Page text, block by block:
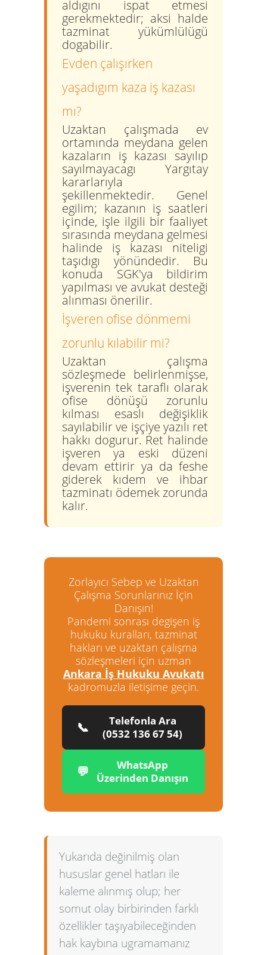
aldıgını ispat etmesi
gerekmektedir; aksi halde
tazminat yükümlülügü
dogabilir.
Evden çalışırken
yaşadıgım kaza iş kazası
mı?
Uzaktan çalışmada ev
ortamında meydana gelen
kazaların iş kazası sayılıp
sayılmayacagı Yargıtay
kararlarıyla
şekillenmektedir. Genel
egilim; kazanın iş saatleri
içinde, işle ilgili bir faaliyet
sırasında meydana gelmesi
halinde iş kazası niteligi
taşıdıgı yönündedir. Bu
konuda SGK'ya bildirim
yapılması ve avukat desteği
alınması önerilir.
İşveren ofise dönmemi
zorunlu kılabilir mi?
Uzaktan çalışma
sözleşmede belirlenmişse,
işverenin tek taraflı olarak
ofise dönüşü zorunlu
kılması esaslı değişiklik
sayılabilir ve işçiye yazılı ret
hakkı dogurur. Ret halinde
işveren ya eski düzeni
devam ettirir ya da feshe
giderek kıdem ve ihbar
tazminatı ödemek zorunda
kalır.
Zorlayıcı Sebep ve Uzaktan
Çalışma Sorunlarınız İçin
Danışın!
Pandemi sonrası degişen iş
hukuku kuralları, tazminat
hakları ve uzaktan çalışma
sözleşmeleri için uzman
Ankara İş Hukuku Avukatı
kadromuzla iletişime geçin.
📞
Telefonla Ara
(0532 136 67 54)
💬
WhatsApp
Üzerinden Danışın
Yukarıda değinilmiş olan
hususlar genel hatları ile
kaleme alınmış olup; her
somut olay birbirinden farklı
özellikler taşıyabileceğinden
hak kaybına ugramamanız